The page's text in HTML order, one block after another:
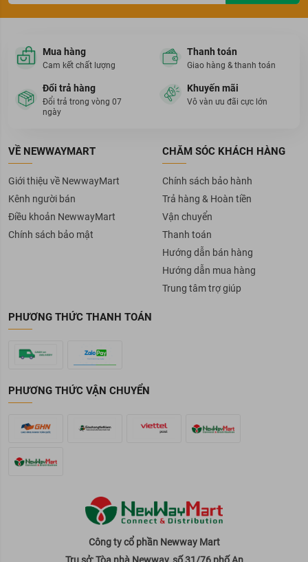
Mua hàng
Cam kết chất lượng
Thanh toán
Giao hàng & thanh toán
Đổi trả hàng
Đổi trả trong vòng 07
ngày
Khuyến mãi
Vô vàn ưu đãi cực lớn
VỀ NEWWAYMART
Giới thiệu về NewwayMart
Kênh người bán
Điều khoản NewwayMart
Chính sách bảo mật
CHĂM SÓC KHÁCH HÀNG
Chính sách bảo hành
Trả hàng & Hoàn tiền
Vận chuyển
Thanh toán
Hướng dẫn bán hàng
Hướng dẫn mua hàng
Trung tâm trợ giúp
PHƯƠNG THỨC THANH TOÁN
PHƯƠNG THỨC VẬN CHUYỂN
Công ty cổ phần Newway Mart